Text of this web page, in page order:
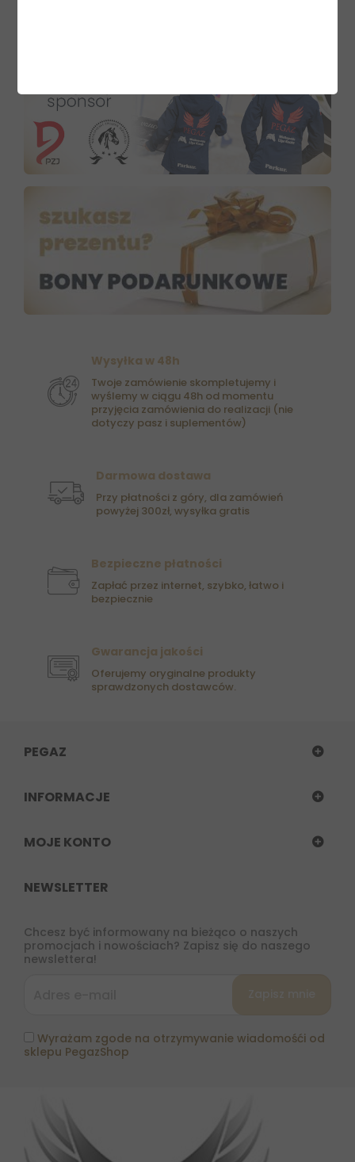
Wysyłka w 48h
Twoje zamówienie skompletujemy i
wyślemy w ciągu 48h od momentu
przyjęcia zamówienia do realizacji (nie
dotyczy pasz i suplementów)
Darmowa dostawa
Przy płatności z góry, dla zamówień
powyżej 300zł, wysyłka gratis
Bezpieczne płatności
Zapłać przez internet, szybko, łatwo i
bezpiecznie
Gwarancja jakości
Oferujemy oryginalne produkty
sprawdzonych dostawców.
PEGAZ
INFORMACJE
MOJE KONTO
NEWSLETTER
Chcesz być informowany na bieżąco o naszych
promocjach i nowościach? Zapisz się do naszego
newslettera!
Wyrażam zgode na otrzymywanie wiadomośći od
sklepu PegazShop